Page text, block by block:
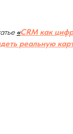
«CRM как
реальную